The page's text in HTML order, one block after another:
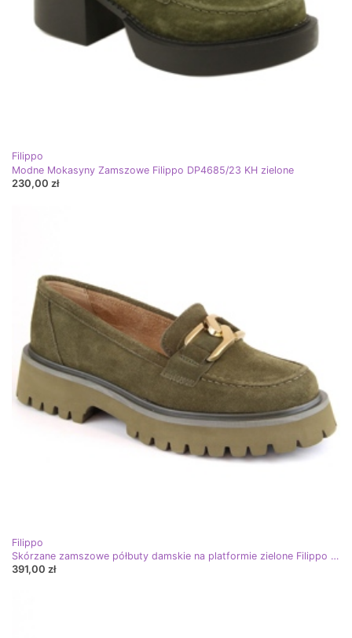
Filippo
Modne Mokasyny Zamszowe Filippo DP4685/23 KH zielone
230,00 zł
Filippo
Skórzane zamszowe półbuty damskie na platformie zielone Filippo DP4916
391,00 zł